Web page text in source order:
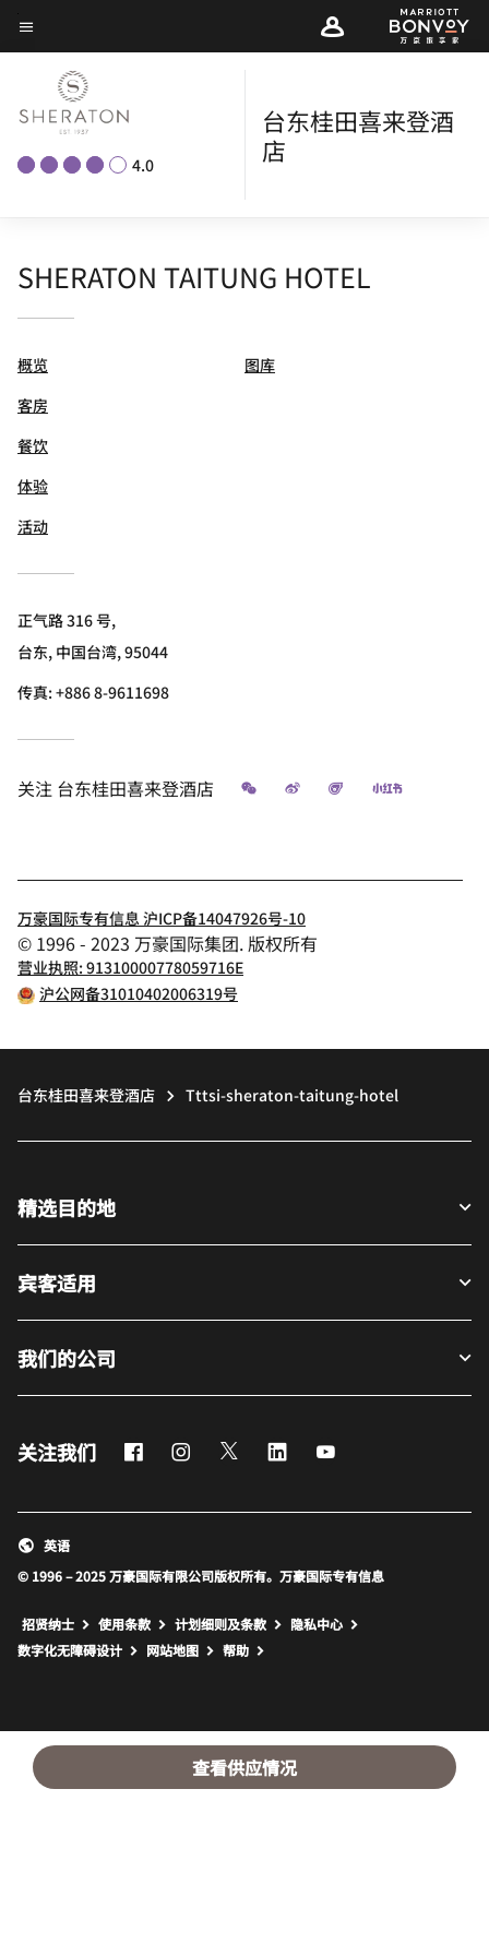
Skip
to
main
content
菜单文本
4.0
台东桂田喜来登酒
店
查看供应情况
SHERATON TAITUNG HOTEL
概览
客房
餐饮
体验
活动
图库
正气路 316 号,
台东, 中国台湾, 95044
传真:+886 8-9611698
关注 台东桂田喜来登酒店 微信 微博 飞猪 小红书
万豪国际专有信息 沪ICP备14047926号-10
© 1996 - 2023 万豪国际集团. 版权所有
营业执照: 91310000778059716E
沪公网备31010402006319号
台东桂田喜来登酒店 Tttsi-sheraton-taitung-hotel
精选目的地
宾客适用
我们的公司
关注我们 FacebookInstagram
Twitter LinkedIn
© 1996 – 2025 万豪国际有限公司版权所有。万豪国际专有信息
英语
招贤纳士 使用条款 计划细则及条款
隐私中心
数字化无障碍设计
网站地图 打开新窗口
帮助